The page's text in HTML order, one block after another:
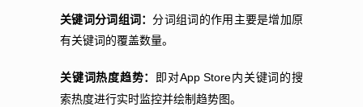
关键词分词组词：分词组词的作用主要是增加原
有关键词的覆盖数量。
关键词热度趋势： 即对App Store内关键词的搜
索热度进行实时监控并绘制趋势图。